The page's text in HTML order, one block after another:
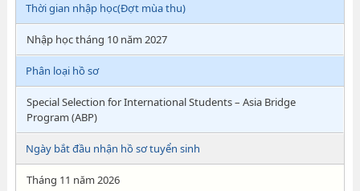
Thời gian nhập học(Đợt mùa thu)
Nhập học tháng 10 năm 2027
Phân loại hồ sơ
Special Selection for International Students – Asia Bridge
Program (ABP)
Ngày bắt đầu nhận hồ sơ tuyển sinh
Tháng 11 năm 2026